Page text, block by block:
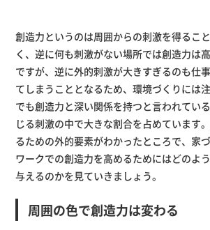
創造力というのは周囲からの刺激を得るこ
く、逆に何も刺激がない場所では創造力は
ですが、逆に外的刺激が大きすぎるのも仕
てしまうこととなるため、環境づくりには
でも創造力と深い関係を持つと言われてい
じる刺激の中で大きな割合を占めています
るための外的要素がわかったところで、家
ワークでの創造力を高めるためにはどのよ
与えるのかを見ていきましょう。
周囲の色で創造力は変わる